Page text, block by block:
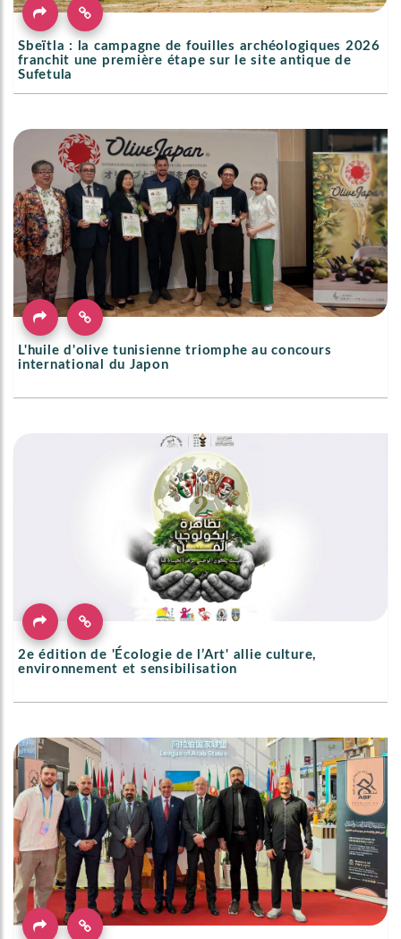
Sbeïtla : la campagne de fouilles archéologiques 2026
franchit une première étape sur le site antique de
Sufetula
L'huile d'olive tunisienne triomphe au concours
international du Japon
2e édition de 'Écologie de l’Art' allie culture,
environnement et sensibilisation